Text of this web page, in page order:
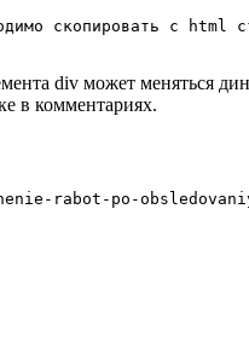
скопировать с html
div может меняться
в комментариях.
rabot-po-